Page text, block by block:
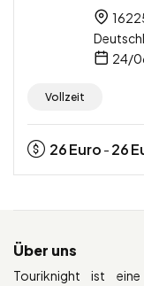
24/
Vollzeit
26Euro - 26
Über uns
Touriknight ist